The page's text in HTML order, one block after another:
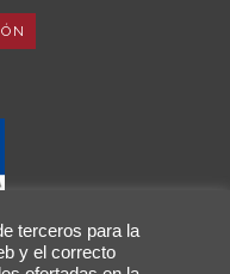
terceros para la
y el correcto